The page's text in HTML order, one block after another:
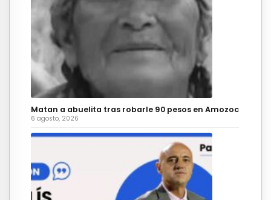
Matan a abuelita tras robarle 90 pesos en Amozoc
6 agosto, 2026